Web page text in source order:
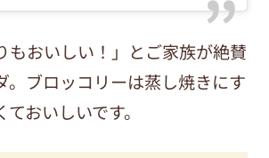
もおいしい！」とご家族が絶賛
。ブロッコリーは蒸し焼きにす
おいしいです。